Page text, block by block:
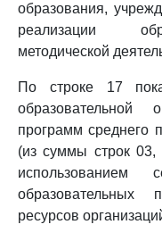
образования,
реализации
методической
По строке 17
образовательной
программ среднего
(из суммы строк
использованием
образовательных
ресурсов